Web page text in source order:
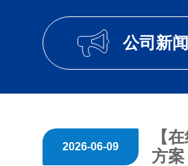
公司新闻
2026-06-09
【
方案